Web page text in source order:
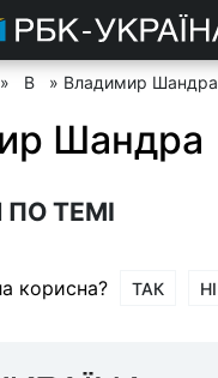
» В » Владимир Шандра
Шандра
ПО ТЕМІ
корисна? ТАК НІ